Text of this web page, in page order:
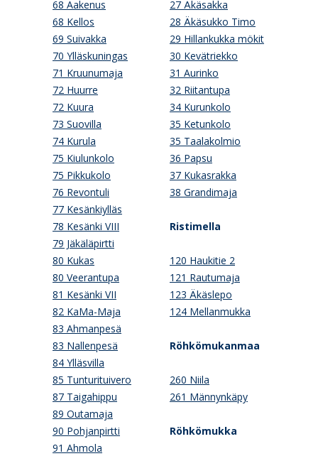
68 Aakenus
68 Kellos
69 Suivakka
70 Ylläskuningas
71 Kruunumaja
72 Huurre
72 Kuura
73 Suovilla
74 Kurula
75 Kiulunkolo
75 Pikkukolo
76 Revontuli
77 Kesänkiylläs
78 Kesänki VIII
79 Jäkäläpirtti
80 Kukas
80 Veerantupa
81 Kesänki VII
82 KaMa-Maja
83 Ahmanpesä
83 Nallenpesä
84 Ylläsvilla
85 Tunturituivero
87 Taigahippu
89 Outamaja
90 Pohjanpirtti
91 Ahmola
27 Äkäsakka
28 Äkäsukko Timo
29 Hillankukka mökit
30 Kevätriekko
31 Aurinko
32 Riitantupa
34 Kurunkolo
35 Ketunkolo
35 Taalakolmio
36 Papsu
37 Kukasrakka
38 Grandimaja
Ristimella
120 Haukitie 2
121 Rautumaja
123 Äkäslepo
124 Mellanmukka
Röhkömukanmaa
260 Niila
261 Männynkäpy
Röhkömukka